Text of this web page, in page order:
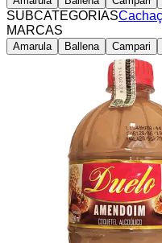
SUBCATEGORIAS
MARCAS
Amarula Ballena Campari